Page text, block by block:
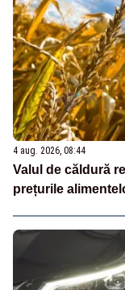
4 aug. 2026, 08:44
Valul de căldură
prețurile